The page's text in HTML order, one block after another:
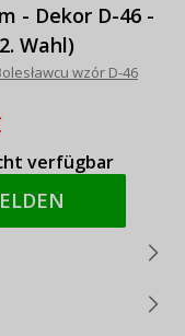
- Dekor D-46 -
Wahl)
wzór D-46
verfügbar